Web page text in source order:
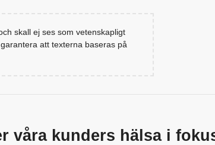
skall ej ses som vetenskapligt
att texterna baseras på
våra kunders hälsa i